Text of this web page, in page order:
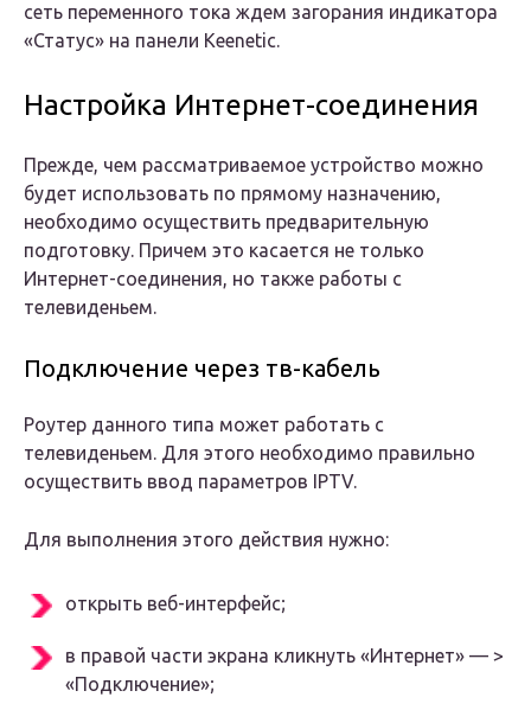
сеть переменного тока ждем загорания индикатора
«Статус» на панели Keenetic.
Настройка Интернет-соединения
Прежде, чем рассматриваемое устройство можно
будет использовать по прямому назначению,
необходимо осуществить предварительную
подготовку. Причем это касается не только
Интернет-соединения, но также работы с
телевиденьем.
Подключение через тв-кабель
Роутер данного типа может работать с
телевиденьем. Для этого необходимо правильно
осуществить ввод параметров IPTV.
Для выполнения этого действия нужно:
открыть веб-интерфейс;
в правой части экрана кликнуть «Интернет» — >
«Подключение»;